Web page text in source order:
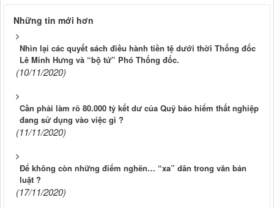
Những tin mới hơn
Nhìn lại các quyết sách điều hành tiền tệ dưới thời Thống đốc
Lê Minh Hưng và “bộ tứ” Phó Thống đốc.
(10/11/2020)
Cần phải làm rõ 80.000 tỷ kết dư của Quỹ bảo hiểm thất nghiệp
đang sử dụng vào việc gì ?
(11/11/2020)
Để không còn những điểm nghẽn… “xa” dân trong văn bản
luật ?
(17/11/2020)